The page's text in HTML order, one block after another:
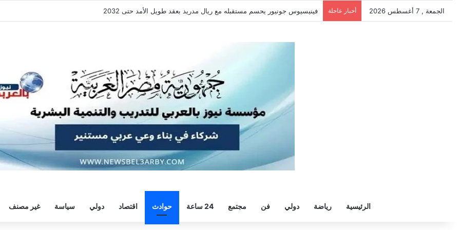
الجمعة , 7 أغسطس 2026 أخبار عاجلة سيلتيك يكثف مفاوضاته لحسم صفقة هيثم حسن.. واللاعب يُرحب
الرئيسية رياضة دولي فن مجتمع 24 ساعة حوادث اقتصاد دولي سياسة غير مصنف